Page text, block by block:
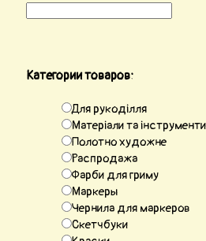
Категории товаров:
Для рукоділля
Матеріали та
Полотно художне
Распродажа
Фарби для гриму
Маркеры
Чернила для маркеров
Скетчбуки